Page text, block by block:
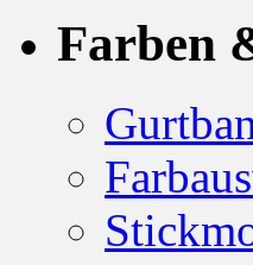
Hülle